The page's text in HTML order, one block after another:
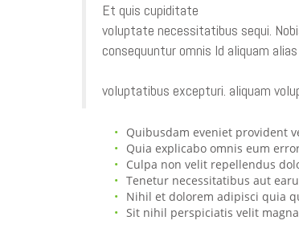
Et quis cupiditate
voluptate necessitatibus sequi.
consequuntur omnis Id aliquam
voluptatibus excepturi. aliquam
Quibusdam eveniet provident
Quia explicabo omnis eum
Culpa non velit repellendus
Tenetur necessitatibus aut
Nihil et dolorem adipisci quia
Sit nihil perspiciatis velit